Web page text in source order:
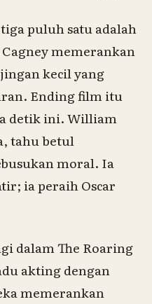
puluh satu adalah
memerankan
kecil yang
Ending film itu
detik ini. William
tahu betul
moral. Ia
ia peraih Oscar
dalamThe Roaring
akting dengan
memerankan